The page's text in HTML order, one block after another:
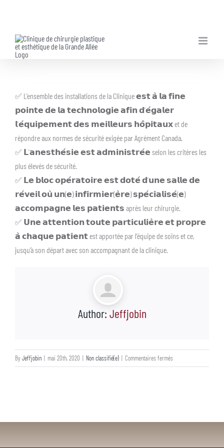
content
✅ L’ensemble des installations de la Clinique 𝗲𝘀𝘁 𝗮̀ 𝗹𝗮 𝗳𝗶𝗻𝗲
𝗽𝗼𝗶𝗻𝘁𝗲 𝗱𝗲 𝗹𝗮 𝘁𝗲𝗰𝗵𝗻𝗼𝗹𝗼𝗴𝗶𝗲 𝗮𝗳𝗶𝗻 𝗱’𝗲́𝗴𝗮𝗹𝗲𝗿
𝗹’𝗲́𝗾𝘂𝗶𝗽𝗲𝗺𝗲𝗻𝘁 𝗱𝗲𝘀 𝗺𝗲𝗶𝗹𝗹𝗲𝘂𝗿𝘀 𝗵𝗼̂𝗽𝗶𝘁𝗮𝘂𝘅 et de
répondre aux normes de sécurité exigée par Agrément Canada.
✅ 𝗟’𝗮𝗻𝗲𝘀𝘁𝗵𝗲́𝘀𝗶𝗲 𝗲𝘀𝘁 𝗮𝗱𝗺𝗶𝗻𝗶𝘀𝘁𝗿𝗲́𝗲 selon les critères les
plus élevés de sécurité.
✅ 𝗟𝗲 𝗯𝗹𝗼𝗰 𝗼𝗽𝗲́𝗿𝗮𝘁𝗼𝗶𝗿𝗲 𝗲𝘀𝘁 𝗱𝗼𝘁𝗲́ 𝗱’𝘂𝗻𝗲 𝘀𝗮𝗹𝗹𝗲 𝗱𝗲
𝗿𝗲́𝘃𝗲𝗶𝗹 𝗼𝘂̀ 𝘂𝗻(𝗲) 𝗶𝗻𝗳𝗶𝗿𝗺𝗶𝗲𝗿(𝗲̀𝗿𝗲) 𝘀𝗽𝗲́𝗰𝗶𝗮𝗹𝗶𝘀𝗲́(𝗲)
𝗮𝗰𝗰𝗼𝗺𝗽𝗮𝗴𝗻𝗲 𝗹𝗲𝘀 𝗽𝗮𝘁𝗶𝗲𝗻𝘁𝘀 après leur chirurgie.
✅ 𝗨𝗻𝗲 𝗮𝘁𝘁𝗲𝗻𝘁𝗶𝗼𝗻 𝘁𝗼𝘂𝘁𝗲 𝗽𝗮𝗿𝘁𝗶𝗰𝘂𝗹𝗶𝗲̀𝗿𝗲 𝗲𝘁 𝗽𝗿𝗼𝗽𝗿𝗲
𝗮̀ 𝗰𝗵𝗮𝗾𝘂𝗲 𝗽𝗮𝘁𝗶𝗲𝗻𝘁 est apportée par l’équipe de soins et ce,
jusqu’à son départ avec son accompagnant de la clinique.
Author: Jeffjobin
ByJeffjobin | mai 20th, 2020 | Non classifié(e) | Commentaires ferméssur